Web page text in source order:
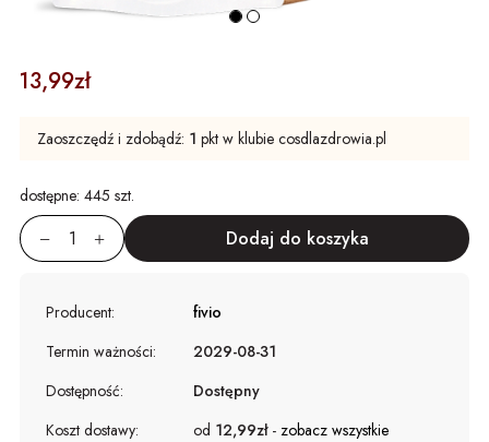
13,99zł
Zaoszczędź i zdobądź: 1 pkt w klubie cosdlazdrowia.pl
dostępne: 445 szt.
Producent:
fivio
Termin ważności:
2029-08-31
Dostępność:
Dostępny
Koszt dostawy:
od 12,99zł - zobacz wszystkie